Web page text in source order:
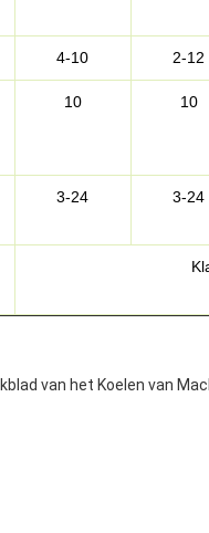
4-10 2-12
10 10
3-24 3-24